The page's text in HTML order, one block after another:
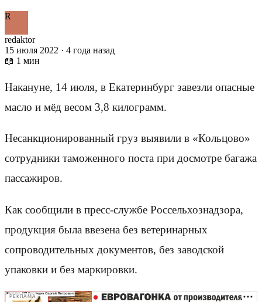
R
redaktor
15 июля 2022 · 4 года назад
📖 1 мин
Накануне, 14 июля, в Екатеринбург завезли опасные
масло и мёд весом 3,8 килограмм.
Несанкционированный груз выявили в «Кольцово»
сотрудники таможенного поста при досмотре багажа
пассажиров.
Как сообщили в пресс-службе Россельхознадзора,
продукция была ввезена без ветеринарных
сопроводительных документов, без заводской
упаковки и без маркировки.
РЕКЛАМА